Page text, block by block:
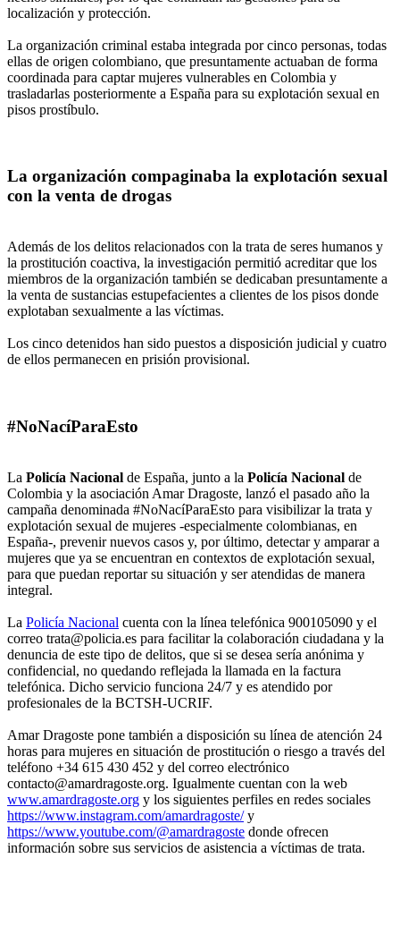
localización y protección.
La organización criminal estaba integrada por cinco personas, todas
ellas de origen colombiano, que presuntamente actuaban de forma
coordinada para captar mujeres vulnerables en Colombia y
trasladarlas posteriormente a España para su explotación sexual en
pisos prostíbulo.
La organización compaginaba la explotación sexual
con la venta de drogas
Además de los delitos relacionados con la trata de seres humanos y
la prostitución coactiva, la investigación permitió acreditar que los
miembros de la organización también se dedicaban presuntamente a
la venta de sustancias estupefacientes a clientes de los pisos donde
explotaban sexualmente a las víctimas.
Los cinco detenidos han sido puestos a disposición judicial y cuatro
de ellos permanecen en prisión provisional.
#NoNacíParaEsto
La Policía Nacional de España, junto a la Policía Nacional de
Colombia y la asociación Amar Dragoste, lanzó el pasado año la
campaña denominada #NoNacíParaEsto para visibilizar la trata y
explotación sexual de mujeres -especialmente colombianas, en
España-, prevenir nuevos casos y, por último, detectar y amparar a
mujeres que ya se encuentran en contextos de explotación sexual,
para que puedan reportar su situación y ser atendidas de manera
integral.
La Policía Nacional cuenta con la línea telefónica 900105090 y el
correo trata@policia.es para facilitar la colaboración ciudadana y la
denuncia de este tipo de delitos, que si se desea sería anónima y
confidencial, no quedando reflejada la llamada en la factura
telefónica. Dicho servicio funciona 24/7 y es atendido por
profesionales de la BCTSH-UCRIF.
Amar Dragoste pone también a disposición su línea de atención 24
horas para mujeres en situación de prostitución o riesgo a través del
teléfono +34 615 430 452 y del correo electrónico
contacto@amardragoste.org. Igualmente cuentan con la web
www.amardragoste.org y los siguientes perfiles en redes sociales
https://www.instagram.com/amardragoste/y
https://www.youtube.com/@amardragoste donde ofrecen
información sobre sus servicios de asistencia a víctimas de trata.